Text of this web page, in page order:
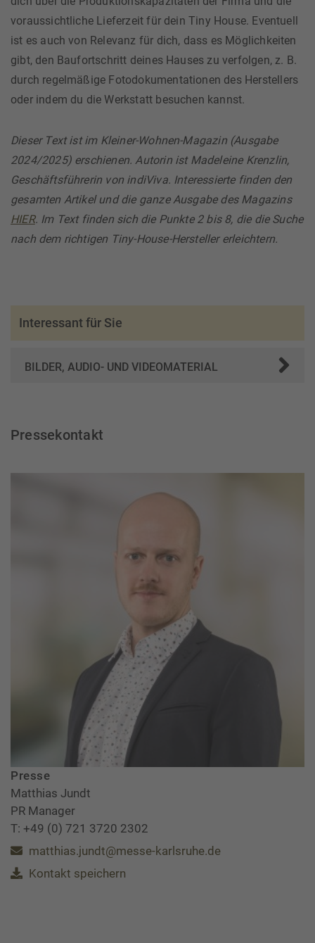
voraussichtliche Lieferzeit für dein Tiny House. Eventuell
ist es auch von Relevanz für dich, dass es Möglichkeiten
gibt, den Baufortschritt deines Hauses zu verfolgen, z. B.
durch regelmäßige Fotodokumentationen des Herstellers
oder indem du die Werkstatt besuchen kannst.
Dieser Text ist im Kleiner-Wohnen-Magazin (Ausgabe
2024/2025) erschienen. Autorin ist Madeleine Krenzlin,
Geschäftsführerin von indiViva. Interessierte finden den
gesamten Artikel und die ganze Ausgabe des Magazins
HIER. Im Text finden sich die Punkte 2 bis 8, die die Suche
nach dem richtigen Tiny-House-Hersteller erleichtern.
Interessant für Sie
BILDER, AUDIO- UND VIDEOMATERIAL
Pressekontakt
Presse
Matthias Jundt
PR Manager
T: +49 (0) 721 3720 2302
matthias.jundt@messe-karlsruhe.de
Kontakt speichern